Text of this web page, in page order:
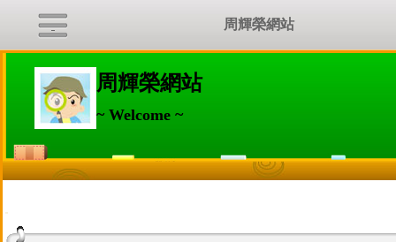
周輝榮網站
~ Welcome ~
:::
周輝榮網站